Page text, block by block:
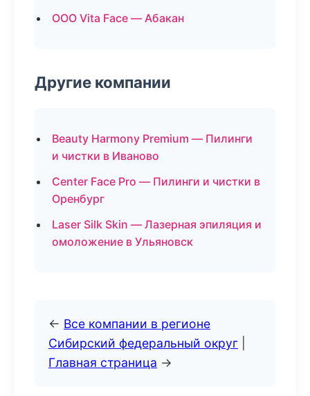
ООО Vita Face — Абакан
Другие компании
Beauty Harmony Premium — Пилинги
и чистки в Иваново
Center Face Pro — Пилинги и чистки в
Оренбург
Laser Silk Skin — Лазерная эпиляция и
омоложение в Ульяновск
← Все компании в регионе
Сибирский федеральный округ
Главная страница →